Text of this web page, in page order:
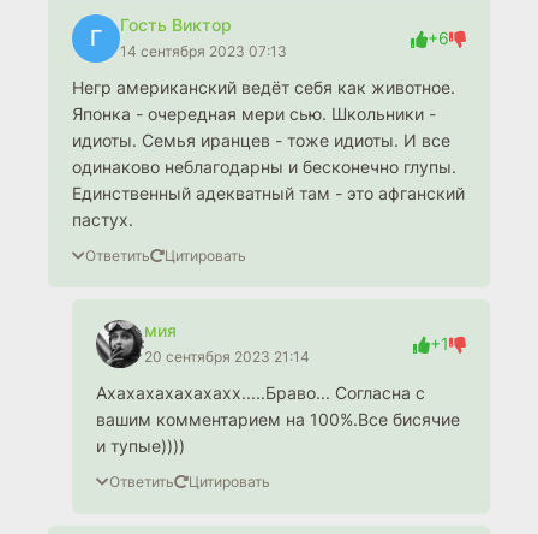
Г
Гость Виктор
14 сентября 2023 07:13
+6
Негр американский ведёт себя как животное.
Японка - очередная мери сью. Школьники -
идиоты. Семья иранцев - тоже идиоты. И все
одинаково неблагодарны и бесконечно глупы.
Единственный адекватный там - это афганский
пастух.
Ответить Цитировать
мия
20 сентября 2023 21:14
+1
Ахахахахахахахх.....Браво... Согласна с
вашим комментарием на 100%.Все бисячие
и тупые))))
Ответить Цитировать